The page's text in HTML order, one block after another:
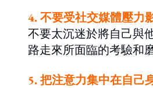
4. 不要受社交媒體壓力
不要太沉迷於將自己與
路走來所面臨的考驗和磨
5. 把注意力集中在自己